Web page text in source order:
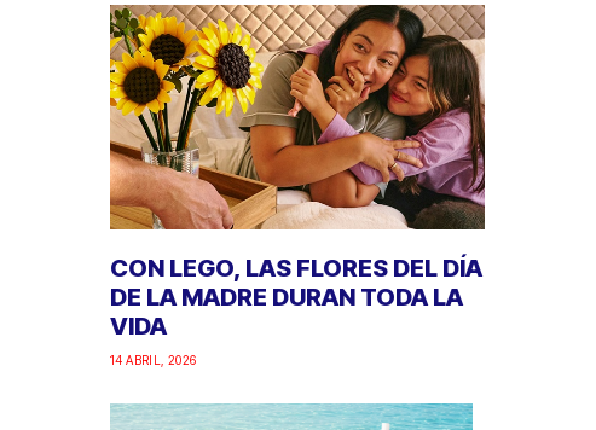
CON LEGO, LAS FLORES DEL DÍA
DE LA MADRE DURAN TODA LA
VIDA
14 ABRIL, 2026